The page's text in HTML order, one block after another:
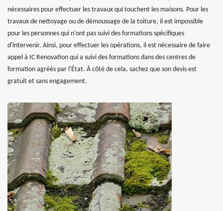
nécessaires pour effectuer les travaux qui touchent les maisons. Pour les
travaux de nettoyage ou de démoussage de la toiture, il est impossible
pour les personnes qui n'ont pas suivi des formations spécifiques
d'intervenir. Ainsi, pour effectuer les opérations, il est nécessaire de faire
appel à IC Renovation qui a suivi des formations dans des centres de
formation agréés par l'État. À côté de cela, sachez que son devis est
gratuit et sans engagement.